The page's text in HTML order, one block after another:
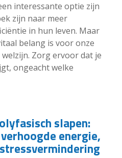
interessante optie zijn
zijn naar meer
in hun leven. Maar
belang is voor onze
Zorg ervoor dat je
ongeacht welke
slapen:
energie,